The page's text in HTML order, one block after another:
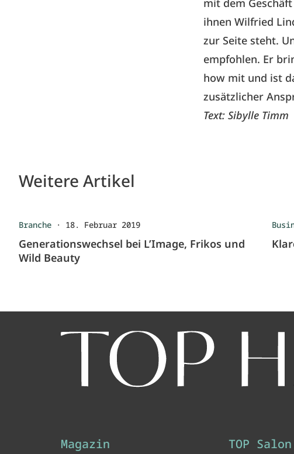
mit dem
ihnen Wilfried
zur Seite steht.
empfohlen. Er
how mit und ist
zusätzlicher
Text: Sibylle Timm
Weitere Artikel
Branche · 18. Februar 2019
Generationswechsel bei L’Image, Frikos und
Wild Beauty
Magazin TOP Salon